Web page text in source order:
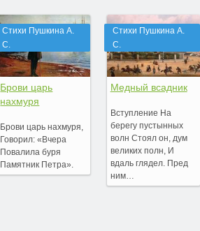
Стихи Пушкина А.
С.
Брови царь
нахмуря
Брови царь нахмуря,
Говорил: «Вчера
Повалила буря
Памятник Петра».
Стихи Пушкина А.
С.
Медный всадник
Вступление На
берегу пустынных
волн Стоял он, дум
великих полн, И
вдаль глядел. Пред
ним…